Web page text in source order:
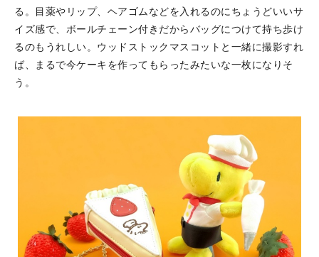
る。目薬やリップ、ヘアゴムなどを入れるのにちょうどいいサ
イズ感で、ボールチェーン付きだからバッグにつけて持ち歩け
るのもうれしい。ウッドストックマスコットと一緒に撮影すれ
ば、まるで今ケーキを作ってもらったみたいな一枚になりそ
う。